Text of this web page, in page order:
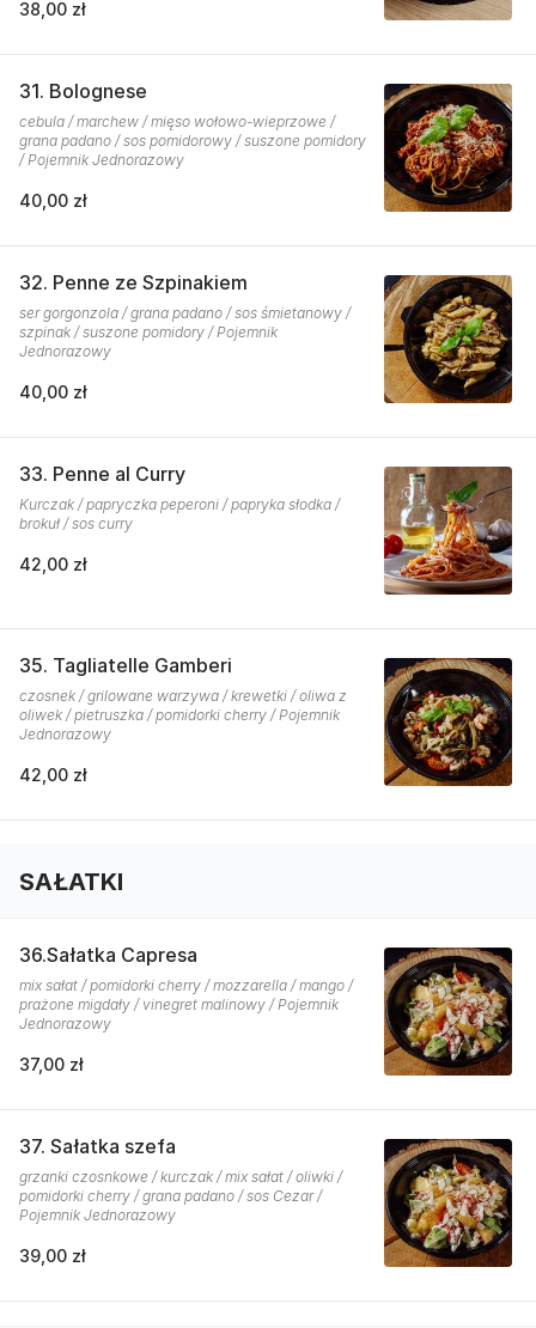
38,00 zł
31. Bolognese
cebula / marchew / mięso wołowo-wieprzowe /
grana padano / sos pomidorowy / suszone pomidory
/ Pojemnik Jednorazowy
40,00 zł
32. Penne ze Szpinakiem
ser gorgonzola / grana padano / sos śmietanowy /
szpinak / suszone pomidory / Pojemnik
Jednorazowy
40,00 zł
33. Penne al Curry
Kurczak / papryczka peperoni / papryka słodka /
brokuł / sos curry
42,00 zł
35. Tagliatelle Gamberi
czosnek / grilowane warzywa / krewetki / oliwa z
oliwek / pietruszka / pomidorki cherry / Pojemnik
Jednorazowy
42,00 zł
SAŁATKI
36.Sałatka Capresa
mix sałat / pomidorki cherry / mozzarella / mango /
prażone migdały / vinegret malinowy / Pojemnik
Jednorazowy
37,00 zł
37. Sałatka szefa
grzanki czosnkowe / kurczak / mix sałat / oliwki /
pomidorki cherry / grana padano / sos Cezar /
Pojemnik Jednorazowy
39,00 zł